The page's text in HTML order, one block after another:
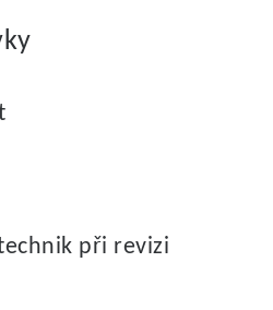
při revizi